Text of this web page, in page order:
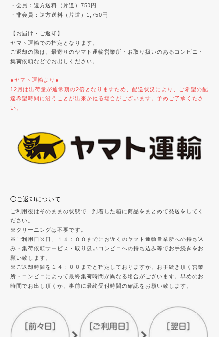
・会員：遠方送料（片道）750円
・非会員：遠方送料（片道）1,750円
【お届け・ご返却】
ヤマト運輸での指定となります。
ご返却の際は、最寄りのヤマト運輸営業所・お取り扱いのあるコンビニ・
集荷依頼などでお出しください。
●ヤマト運輸より●
12月は出荷量が通常期の2倍となりますため、配送状況により、ご希望の配
達希望時間に沿うことが出来かねる場合がございます。予めご了承くださ
い。
◯ご返却について
ご利用後はそのままの状態で、到着した箱に商品をまとめて発送をしてく
ださい。
※クリーニングは不要です。
※ご利用日翌日、１４：００までにお近くのヤマト運輸営業所への持ち込
み・集荷依頼サービス・取り扱いコンビニへの持ち込み等でお手続きをお
願い致します。
※ご返却時間を１４：００までと指定しておりますが、お手続き頂く営業
所・コンビニによって最終集荷時間が異なる場合がございます。早めのお
時間でお出し頂くか、事前に最終受付時間の確認をお願い致します。